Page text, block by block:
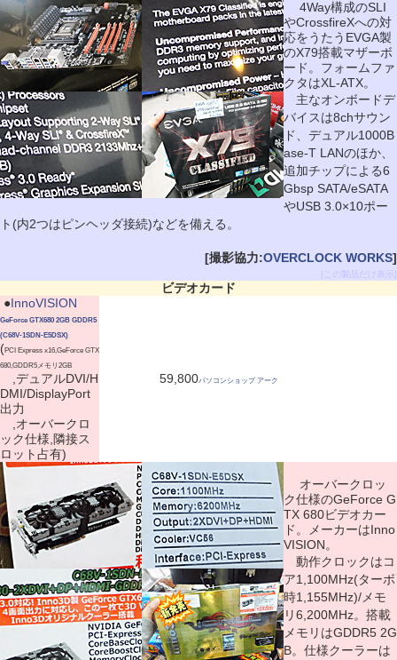
4Way構成のSLI
やCrossfireXへの対
応をうたうEVGA製
のX79搭載マザーボ
ード。フォームファ
クタはXL-ATX。
主なオンボードデ
バイスは8chサウン
ド、デュアル1000B
ase-T LANのほか、
追加チップによる6
Gbsp SATA/eSATA
やUSB 3.0×10ポー
ト(内2つはピンヘッダ接続)などを備える。
[撮影協力:OVERCLOCK WORKS]
[この製品だけ表示]
ビデオカード
●InnoVISION
GeForce GTX680 2GB GDDR5
(C68V-1SDN-E5DSX)
(PCI Express x16,GeForce GTX
680,GDDR5メモリ2GB
,デュアルDVI/H
DMI/DisplayPort
出力
,オーバークロ
ック仕様,隣接ス
ロット占有)
59,800パソコンショップ アーク
オーバークロッ
ク仕様のGeForce G
TX 680ビデオカー
ド。メーカーはInno
VISION。
動作クロックはコ
ア1,100MHz(ターボ
時1,155MHz)/メモ
リ6,200MHz。搭載
メモリはGDDR5 2G
B。仕様クーラーは